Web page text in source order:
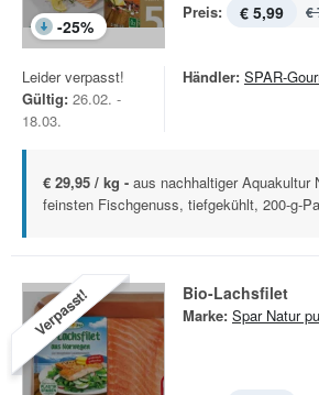
-25%
Preis: € 5,99 €
Leider verpasst!
Gültig: 26.02. -
18.03.
Händler: SPAR-
€ 29,95 / kg - aus nachhaltiger Aquakultur
feinsten Fischgenuss, tiefgekühlt, 200-g-
Verpasst! Bio-Lachsfilet
Marke: Spar Natur